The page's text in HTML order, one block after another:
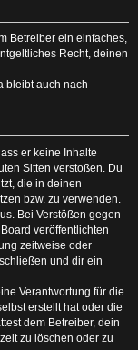
Betreiber ein einfaches,
Recht, deinen
bleibt auch nach
er keine Inhalte
Sitten verstoßen. Du
die in deinen
bzw. zu verwenden.
Bei Verstößen gegen
veröffentlichten
zeitweise oder
und dir ein
Verantwortung für die
erstellt hat oder die
dem Betreiber, dein
zu löschen oder zu